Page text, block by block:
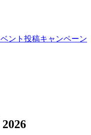
ント投稿キャンペーン